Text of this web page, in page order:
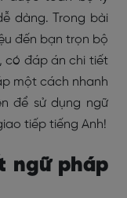
dàng. Trong bài
đến bạn trọn bộ
có đáp án chi tiết
một cách nhanh
để sử dụng ngữ
tiếp tiếng Anh!
ngữ pháp